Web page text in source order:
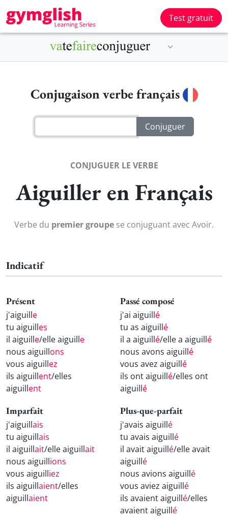
Test gratuit
Conjugaison verbe français
CONJUGUER LE VERBE
Aiguiller en Français
Verbe du premier groupe se conjuguant avec Avoir.
Indicatif
Présent
j'aiguille
tu aiguilles
il aiguille/elle aiguille
nous aiguillons
vous aiguillez
ils aiguillent/elles
aiguillent
Passé composé
j'ai aiguillé
tu as aiguillé
il a aiguillé/elle a aiguillé
nous avons aiguillé
vous avez aiguillé
ils ont aiguillé/elles ont
aiguillé
Imparfait
j'aiguillais
tu aiguillais
il aiguillait/elle aiguillait
nous aiguillions
vous aiguilliez
ils aiguillaient/elles
aiguillaient
Plus-que-parfait
j'avais aiguillé
tu avais aiguillé
il avait aiguillé/elle avait
aiguillé
nous avions aiguillé
vous aviez aiguillé
ils avaient aiguillé/elles
avaient aiguillé